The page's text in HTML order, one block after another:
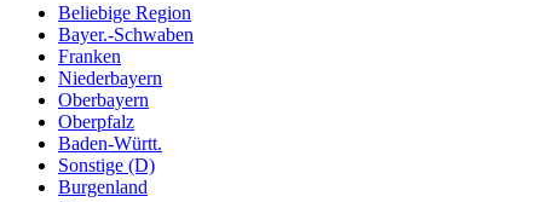
Beliebige Region
Bayer.-Schwaben
Franken
Niederbayern
Oberbayern
Oberpfalz
Baden-Württ.
Sonstige (D)
Burgenland